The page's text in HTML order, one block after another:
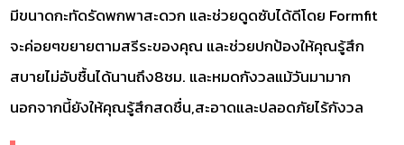
มีขนาดกะทัดรัดพกพาสะดวก และช่วยดูดซับได้ดีโดย Formfit
จะค่อยๆขยายตามสรีระของคุณ และช่วยปกป้องให้คุณรู้สึก
สบายไม่อับชื้นได้นานถึง8ชม. และหมดกังวลแม้วันมามาก
นอกจากนี้ยังให้คุณรู้สึกสดชื่น,สะอาดและปลอดภัยไร้กังวล